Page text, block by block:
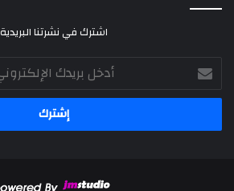
اشترك في نشرتنا البريدية
أدخل
بريدك
الإلكتروني